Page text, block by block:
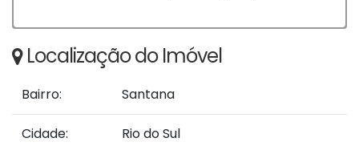
Localização do Imóvel
Bairro: Santana
Cidade: Rio do Sul